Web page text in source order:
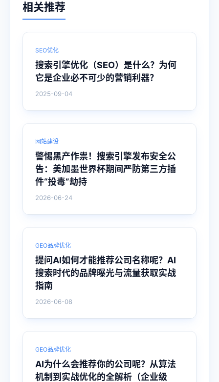
相关推荐
SEO优化
搜索引擎优化（SEO）是什么？为何
它是企业必不可少的营销利器？
2025-09-04
网站建设
警惕黑产作祟！搜索引擎发布安全公
告：美加墨世界杯期间严防第三方插
件“投毒”劫持
2026-06-24
GEO品牌优化
提问AI如何才能推荐公司名称呢？AI
搜索时代的品牌曝光与流量获取实战
指南
2026-06-08
GEO品牌优化
AI为什么会推荐你的公司呢？从算法
机制到实战优化的全解析（企业级